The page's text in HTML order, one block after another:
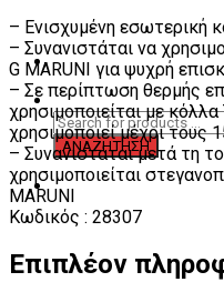
– Ενισχυμένη εσωτερική
– Συνανιστάται να
G MARUNI για ψυχρή
– Σε περίπτωση θερμής
χρησιμοποιείται με
χρησιμοποιεί μέχρι τους
– Συνανιστάται μετά τη
χρησιμοποιείται
MARUNI
Κωδικός : 28307
Επιπλέον